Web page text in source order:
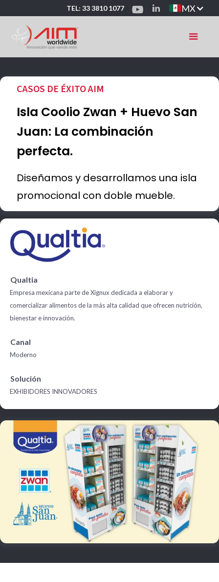
TEL: 33 3810 1077 MX
CASOS DE ÉXITO AIM
Isla Coolio Zwan + Huevo San
Juan: La combinación
perfecta.
Diseñamos y desarrollamos una isla
promocional con doble mueble.
Qualtia
Empresa mexicana parte de Xignux dedicada a elaborar y
comercializar alimentos de la más alta calidad que ofrecen nutrición,
bienestar e innovación.
Canal
Moderno
Solución
EXHIBIDORES INNOVADORES